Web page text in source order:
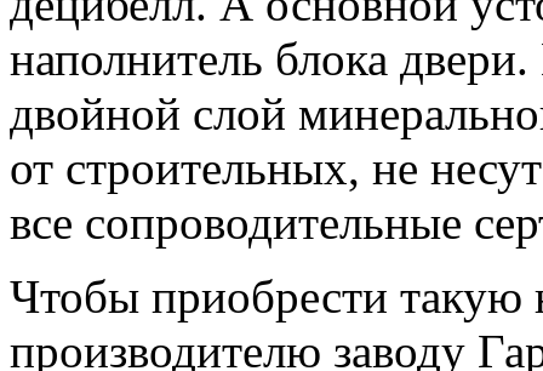
наполнитель блока
двойной слой
от строительных, не
все сопроводительные
Чтобы приобрести такую
производителю заводу